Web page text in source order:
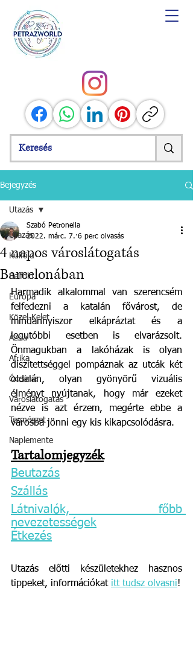
Bejegyzés
Utazás
Külföld
Belföld
Európa
Közel-Kelet
Ázsia
Afrika
Óceánia
Városlátogatás
Természet
Naplemente
Utazás
4 napos városlátogatás
Barcelonában
Szabó Petronella
2022. márc. 7. 6 perc olvasás
Harmadik alkalommal van szerencsém
felfedezni a katalán fővárost, de
mindannyiszor elkápráztat és a
legutóbbi esetben is elvarázsolt.
Önmagukban a lakóházak is olyan
díszítettséggel pompáznak az utcák két
oldalán, olyan gyönyörű vizuális
élményt nyújtanak, hogy már ezeket
nézve is azt érzem, megérte ebbe a
városba jönni egy kis kikapcsolódásra.
Tartalomjegyzék
Beutazás
Szállás
Látnivalók, főbb
nevezetességek
Étkezés
Utazás előtti készületekhez hasznos
tippeket, információkat itt tudsz olvasni!